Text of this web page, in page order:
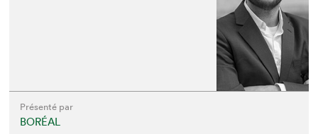
Présenté par
BORÉAL